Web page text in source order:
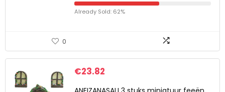
Already Sold: 62%
0
€23.82